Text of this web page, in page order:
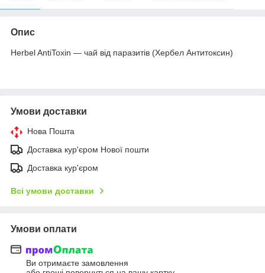
Опис
Herbel AntiToxin — чай від паразитів (Хербел Антитоксин)
Умови доставки
Нова Пошта
Доставка кур'єром Нової пошти
Доставка кур'єром
Всі умови доставки
Умови оплати
Ви отримаєте замовлення